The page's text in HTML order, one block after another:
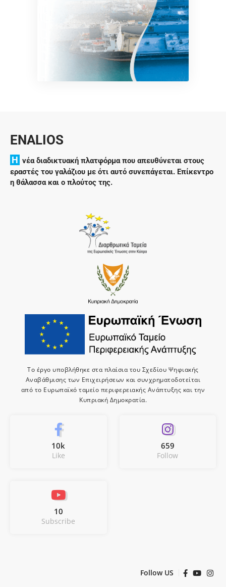
ENALIOS
H νέα διαδικτυακή πλατφόρμα που απευθύνεται στους
εραστές του γαλάζιου με ότι αυτό συνεπάγεται. Επίκεντρο
η θάλασσα και ο πλούτος της.
Το έργο υποβλήθηκε στα πλαίσια του Σχεδίου Ψηφιακής
Αναβάθμισης των Επιχειρήσεων και συνχρηματοδοτείται
από το Ευρωπαϊκό ταμείο περιφερειακής Ανάπτυξης και την
Κυπριακή Δημοκρατία.
10k
Like
659
Follow
10
Subscribe
Follow US